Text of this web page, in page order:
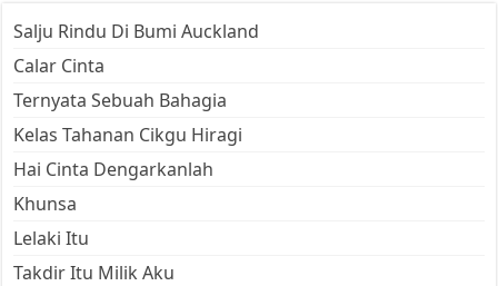
Salju Rindu Di Bumi Auckland
Calar Cinta
Ternyata Sebuah Bahagia
Kelas Tahanan Cikgu Hiragi
Hai Cinta Dengarkanlah
Khunsa
Lelaki Itu
Takdir Itu Milik Aku